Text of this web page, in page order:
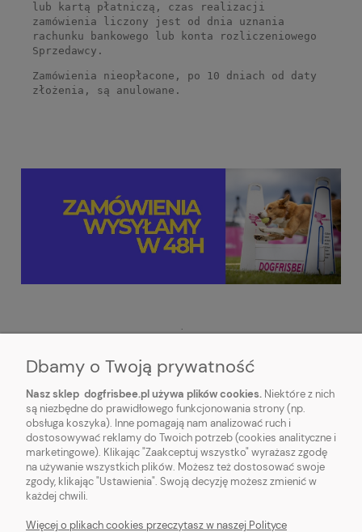
lub kartą płatniczą, czas realizacji
zamówienia liczony jest od dnia uznania
rachunku bankowego lub konta rozliczeniowego
Sprzedawcy.
Zamówienia nieopłacone, po 10 dniach od daty
złożenia, są anulowane.
.
STOPKA
REGULAMINY
Dbamy o Twoją prywatność
Nasz sklep dogfrisbee.pl używa plików cookies. Niektóre z nich
są niezbędne do prawidłowego funkcjonowania strony (np.
obsługa koszyka). Inne pomagają nam analizować ruch i
dostosowywać reklamy do Twoich potrzeb (cookies analityczne i
marketingowe). Klikając "Zaakceptuj wszystko" wyrażasz zgodę
na używanie wszystkich plików. Możesz też dostosować swoje
zgody, klikając "Ustawienia". Swoją decyzję możesz zmienić w
każdej chwili.
Więcej o plikach cookies przeczytasz w naszej Polityce